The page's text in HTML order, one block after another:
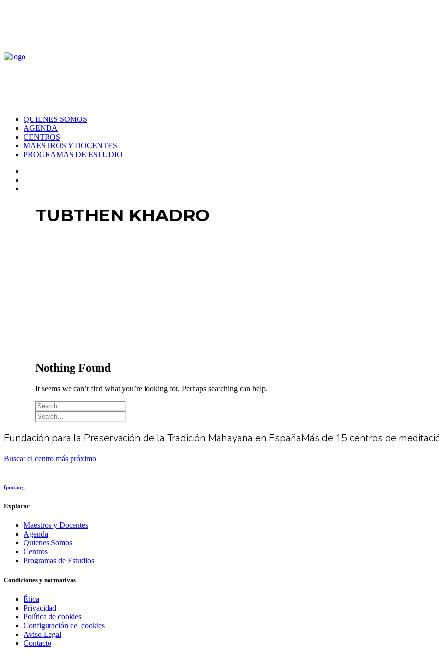
QUIENES SOMOS
AGENDA
CENTROS
MAESTROS Y DOCENTES
PROGRAMAS DE ESTUDIO
TUBTHEN KHADRO
Nothing Found
It seems we can’t find what you’re looking for. Perhaps searching can help.
Fundación para la Preservación de la Tradición Mahayana en EspañaMás de 15 centros de
Buscar el centro más próximo
fpmt.org
Explorar
Maestros y Docentes
Agenda
Quienes Somos
Centros
Programas de Estudios
Condiciones y normativas
Ética
Privacidad
Política de cookies
Configuración de cookies
Aviso Legal
Contacto